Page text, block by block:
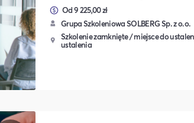
Od 9 225,00 zł
Grupa Szkoleniowa SOLBERG Sp. z o.o.
Szkolenie zamknięte / miejsce do
ustalenia